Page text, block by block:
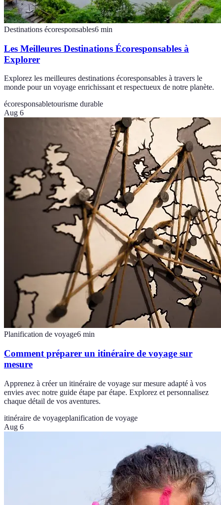
Destinations écoresponsables6 min
Les Meilleures Destinations Écoresponsables à
Explorer
Explorez les meilleures destinations écoresponsables à travers le
monde pour un voyage enrichissant et respectueux de notre planète.
écoresponsabletourisme durable
Aug 6
Planification de voyage6 min
Comment préparer un itinéraire de voyage sur
mesure
Apprenez à créer un itinéraire de voyage sur mesure adapté à vos
envies avec notre guide étape par étape. Explorez et personnalisez
chaque détail de vos aventures.
itinéraire de voyageplanification de voyage
Aug 6